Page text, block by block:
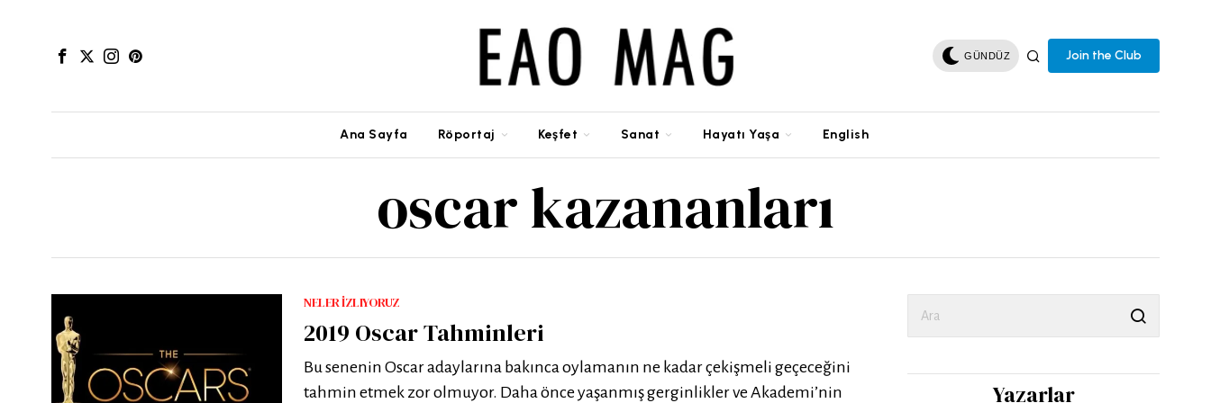
GÜNDÜZ Join the Club
Ana Sayfa Röportaj Keşfet Sanat Hayatı Yaşa English
oscar kazananları
NELER İZLIYORUZ
2019 Oscar Tahminleri
Bu senenin Oscar adaylarına bakınca oylamanın ne kadar çekişmeli geçeceğini
tahmin etmek zor olmuyor. Daha önce yaşanmış gerginlikler ve Akademi’nin
Yazarlar